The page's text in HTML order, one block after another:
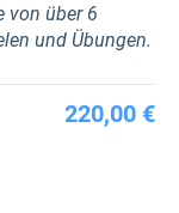
von über 6
und Übungen.
220,00 €